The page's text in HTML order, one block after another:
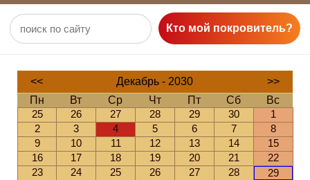
Кто мой покровитель?
<< Декабрь - 2030
>>
Пн
Вт Ср Чт Пт Сб
Вс
25
26 27 28 29 30
1
2
3 4 5 6 7
8
9
10 11 12 13 14
15
16
17 18 19 20 21
22
23
24 25 26 27 28
29